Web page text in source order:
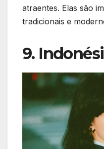
atraentes. Elas são
tradicionais e
9.